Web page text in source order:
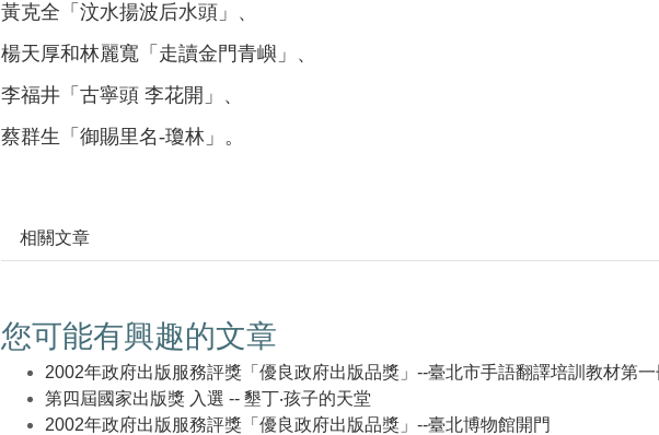
黃克全「汶水揚波后水頭」、
楊天厚和林麗寬「走讀金門青嶼」、
李福井「古寧頭 李花開」、
蔡群生「御賜里名-瓊林」。
相關文章
您可能有興趣的文章
2002年政府出版服務評獎「優良政府出版品獎」--臺北市手語翻譯培訓教材第一
第四屆國家出版獎 入選 -- 墾丁‧孩子的天堂
2002年政府出版服務評獎「優良政府出版品獎」--臺北博物館開門